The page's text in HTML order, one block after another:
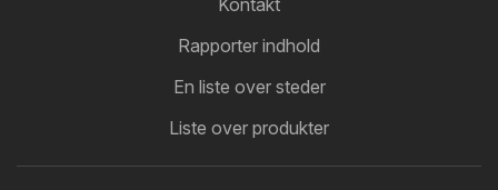
Kontakt
Rapporter indhold
En liste over steder
Liste over produkter